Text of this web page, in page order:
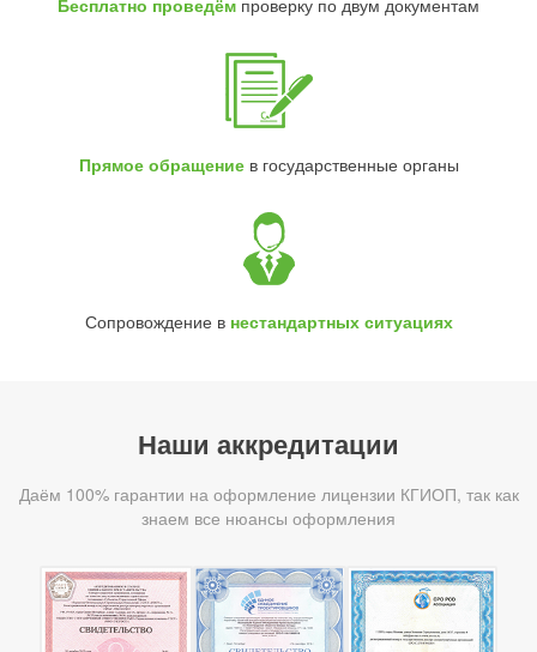
Бесплатно проведём проверку по двум документам
Прямое обращениев государственные органы
Сопровождение в нестандартных ситуациях
Наши аккредитации
Даём 100% гарантии на оформление лицензии КГИОП, так как
знаем все нюансы оформления